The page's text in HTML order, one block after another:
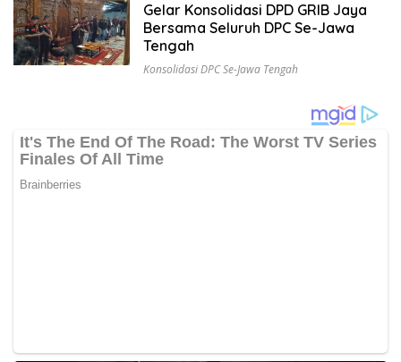
Gelar Konsolidasi DPD GRIB Jaya
Bersama Seluruh DPC Se-Jawa
Tengah
Konsolidasi DPC Se-Jawa Tengah